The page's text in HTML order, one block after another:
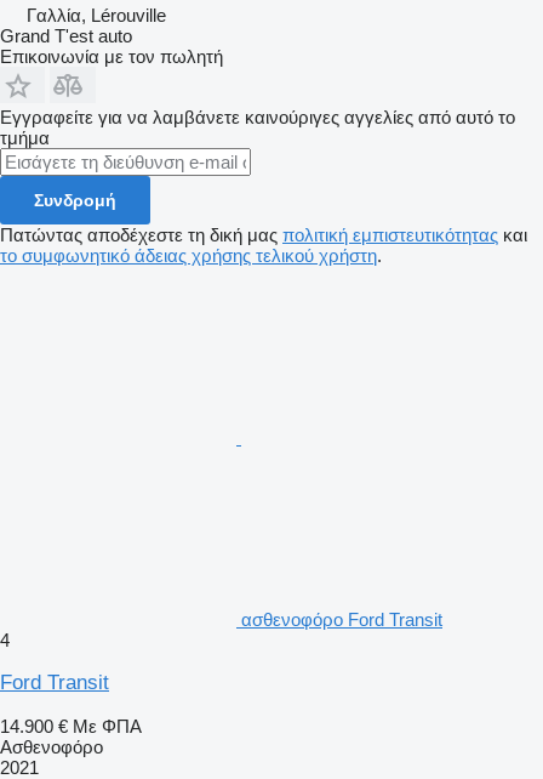
Γαλλία, Lérouville
Grand T'est auto
Επικοινωνία με τον πωλητή
Εγγραφείτε για να λαμβάνετε καινούριγες αγγελίες από αυτό το
τμήμα
Συνδρομή
Πατώντας αποδέχεστε τη δική μας πολιτική εμπιστευτικότητας και
το συμφωνητικό άδειας χρήσης τελικού χρήστη.
ασθενοφόρο Ford Transit
4
Ford Transit
14.900 € Με ΦΠΑ
Ασθενοφόρο
2021